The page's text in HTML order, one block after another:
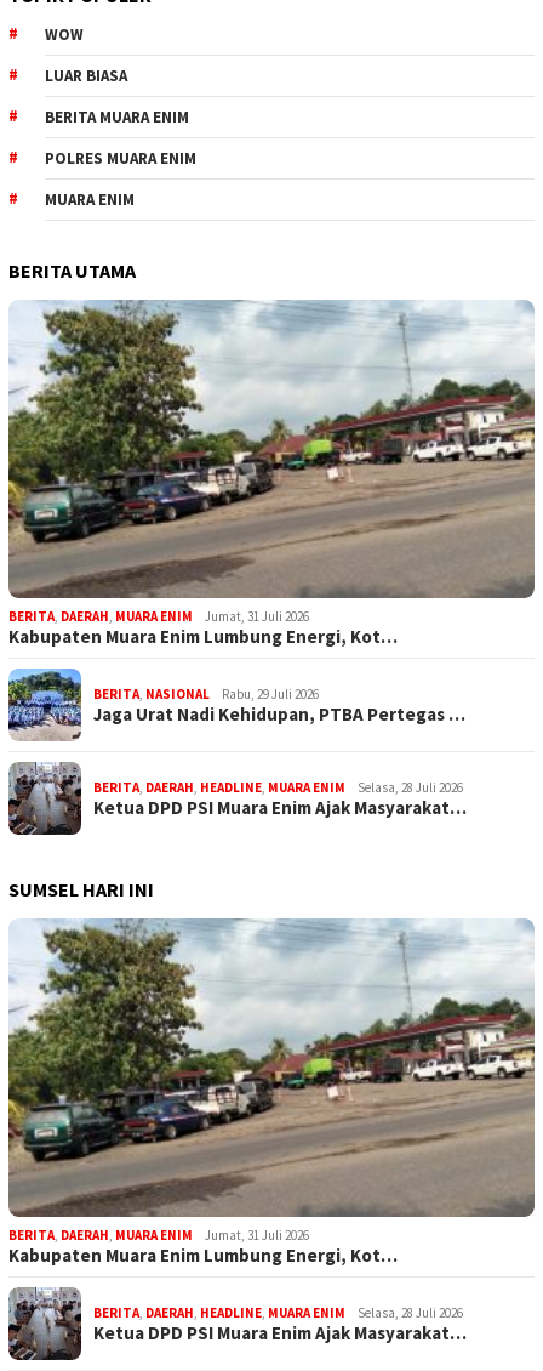
WOW
LUAR BIASA
BERITA MUARA ENIM
POLRES MUARA ENIM
MUARA ENIM
BERITA UTAMA
BERITA, DAERAH, MUARA ENIM Jumat, 31 Juli 2026
Kabupaten Muara Enim Lumbung Energi, Kot…
BERITA, NASIONAL Rabu, 29 Juli 2026
Jaga Urat Nadi Kehidupan, PTBA Pertegas …
BERITA, DAERAH, HEADLINE, MUARA ENIM Selasa, 28 Juli 2026
Ketua DPD PSI Muara Enim Ajak Masyarakat…
SUMSEL HARI INI
BERITA, DAERAH, MUARA ENIM Jumat, 31 Juli 2026
Kabupaten Muara Enim Lumbung Energi, Kot…
BERITA, DAERAH, HEADLINE, MUARA ENIM Selasa, 28 Juli 2026
Ketua DPD PSI Muara Enim Ajak Masyarakat…